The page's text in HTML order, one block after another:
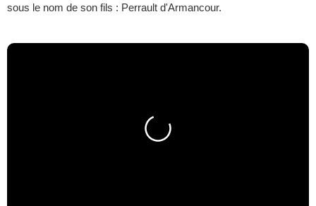
sous le nom de son fils : Perrault d'Armancour.